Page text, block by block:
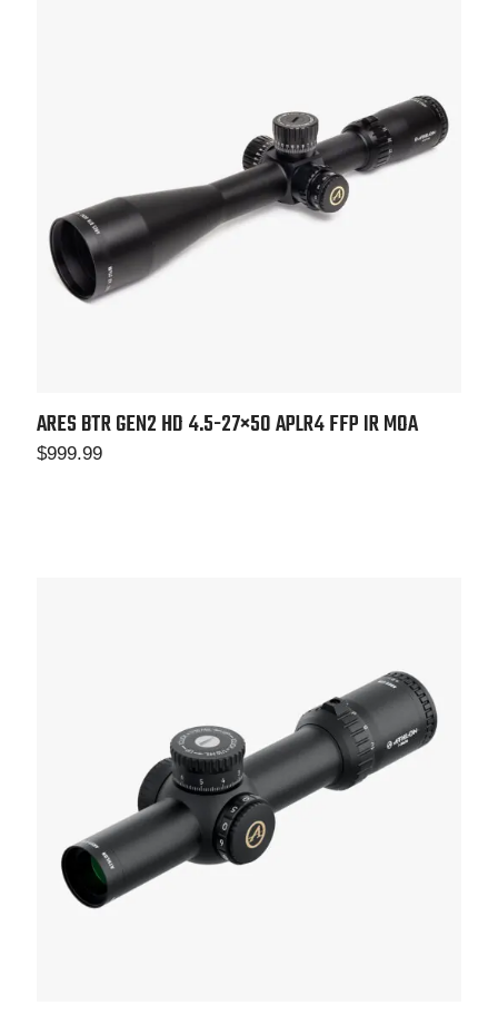
ARES BTR GEN2 HD 4.5-27×50APLR4 FFP IR MOA
$999.99